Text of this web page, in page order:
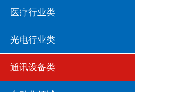
医疗行业类
光电行业类
通讯设备类